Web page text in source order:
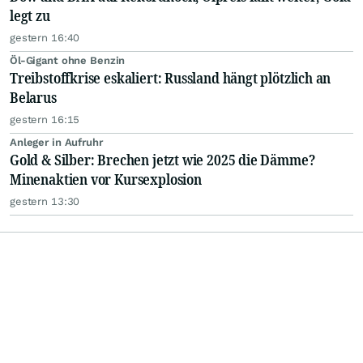
legt zu
gestern 16:40
Öl-Gigant ohne Benzin
Treibstoffkrise eskaliert: Russland hängt plötzlich an
Belarus
gestern 16:15
Anleger in Aufruhr
Gold & Silber: Brechen jetzt wie 2025 die Dämme?
Minenaktien vor Kursexplosion
gestern 13:30